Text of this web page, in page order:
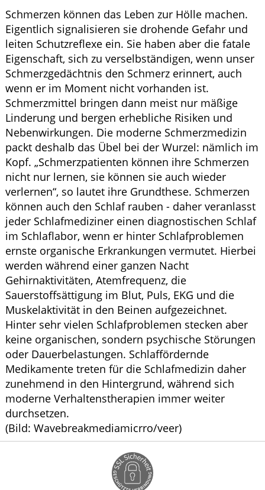
ELTERN UND KIND
Schmerzen können das Leben zur Hölle machen.
Eigentlich signalisieren sie drohende Gefahr und
leiten Schutzreflexe ein. Sie haben aber die fatale
Eigenschaft, sich zu verselbständigen, wenn unser
Schmerzgedächtnis den Schmerz erinnert, auch
wenn er im Moment nicht vorhanden ist.
Schmerzmittel bringen dann meist nur mäßige
Linderung und bergen erhebliche Risiken und
Nebenwirkungen. Die moderne Schmerzmedizin
packt deshalb das Übel bei der Wurzel: nämlich im
Kopf. „Schmerzpatienten können ihre Schmerzen
nicht nur lernen, sie können sie auch wieder
verlernen“, so lautet ihre Grundthese. Schmerzen
können auch den Schlaf rauben - daher veranlasst
jeder Schlafmediziner einen diagnostischen Schlaf
im Schlaflabor, wenn er hinter Schlafproblemen
ernste organische Erkrankungen vermutet. Hierbei
werden während einer ganzen Nacht
Gehirnaktivitäten, Atemfrequenz, die
Sauerstoffsättigung im Blut, Puls, EKG und die
Muskelaktivität in den Beinen aufgezeichnet.
Hinter sehr vielen Schlafproblemen stecken aber
keine organischen, sondern psychische Störungen
oder Dauerbelastungen. Schlaffördernde
Medikamente treten für die Schlafmedizin daher
zunehmend in den Hintergrund, während sich
moderne Verhaltenstherapien immer weiter
durchsetzen.
(Bild: Wavebreakmediamicrro/veer)